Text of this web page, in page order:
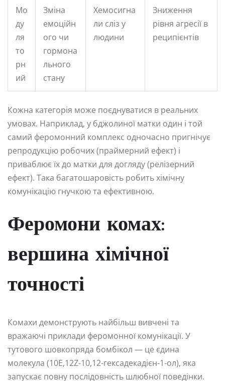
Мо
ду
ля
то
рн
ий
Зміна
емоційн
ого чи
гормона
льного
стану
Хемосигна
ли сліз у
людини
Зниження
рівня агресії в
реципієнтів
Кожна категорія може поєднуватися в реальних
умовах. Наприклад, у бджолиної матки один і той
самий феромонний комплекс одночасно пригнічує
репродукцію робочих (праймерний ефект) і
приваблює їх до матки для догляду (релізерний
ефект). Така багатошаровість робить хімічну
комунікацію гнучкою та ефективною.
Феромони комах:
вершина хімічної
точності
Комахи демонструють найбільш вивчені та
вражаючі приклади феромонної комунікації. У
тутового шовкопряда бомбікол — це єдина
молекула (10E,12Z-10,12-гексадекадієн-1-ол), яка
запускає повну послідовність шлюбної поведінки.